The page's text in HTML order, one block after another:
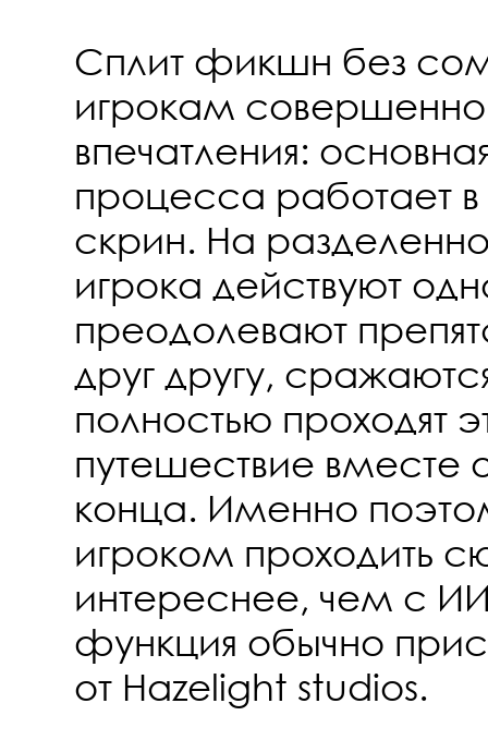
Сплит фикшн без
игрокам
впечатления:
процесса работает
скрин. На
игрока действуют
преодолевают
друг другу,
полностью проходят
путешествие вместе
конца. Именно
игроком проходить
интереснее, чем с
функция обычно
от Hazelight studios.